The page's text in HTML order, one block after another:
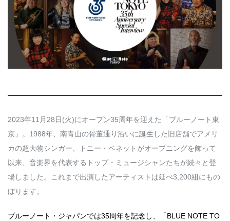
プライバシーポリシー
利用規約
2023年11月28日(火)にオープン35周年を迎えた「ブルーノート東
京」。1988年、南青山の骨董通り沿いに誕生した旧店舗でアメリ
カの超大物シンガー、トニー・ベネットがオープニングを飾って
以来、音楽界を代表するトップ・ミュージシャンたちが続々と登
場しました。これまで出演したアーティストは延べ3,200組にもの
ぼります。
ブルーノート・ジャパンでは35周年を記念し、「BLUE NOTE TO